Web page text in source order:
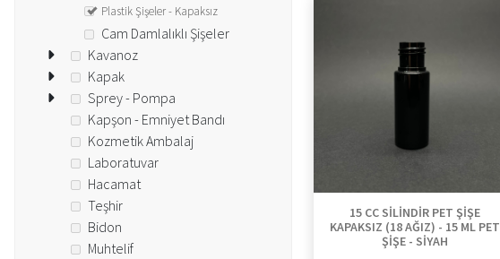
Plastik Şişeler - Kapaksız
Cam Damlalıklı Şişeler
Kavanoz
Kapak
Sprey - Pompa
Kapşon - Emniyet Bandı
Kozmetik Ambalaj
Laboratuvar
Hacamat
Teşhir
Bidon
Muhtelif
15 CC SİLİNDİR PET ŞİŞE
KAPAKSIZ (18 AĞIZ) - 15 ML PET
ŞİŞE - SİYAH